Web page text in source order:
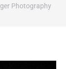
Photography